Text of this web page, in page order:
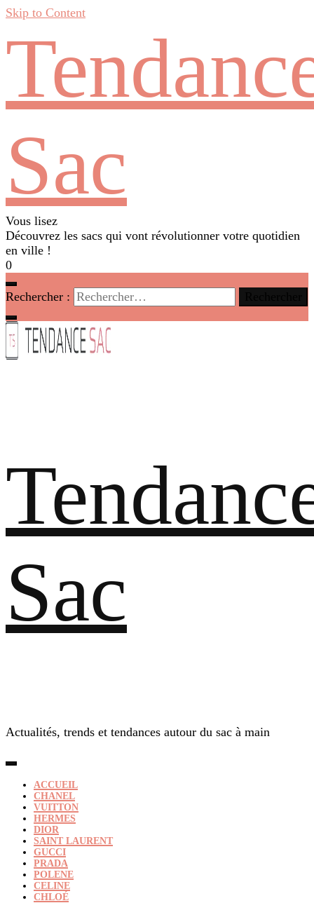
Skip to Content
Sac
Vous lisez
Découvrez les sacs qui vont révolutionner votre quotidien
en ville !
0
Rechercher :
Sac
Actualités, trends et tendances autour du sac à main
ACCUEIL
CHANEL
VUITTON
HERMES
DIOR
SAINT LAURENT
GUCCI
PRADA
POLENE
CELINE
CHLOÉ